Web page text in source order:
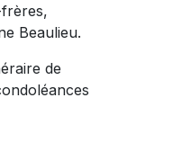
Beaulieu.
de